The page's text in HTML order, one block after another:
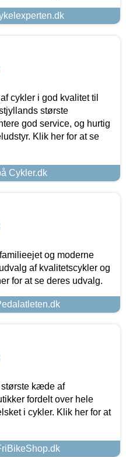
cykler i god kvalitet til
største
god service, og hurtig
Klik her for at se
Cykler.dk
og moderne
af kvalitetscykler og
for at se deres udvalg.
største kæde af
fordelt over hele
i cykler. Klik her for at